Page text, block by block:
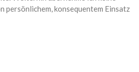
konsequentem Einsatz